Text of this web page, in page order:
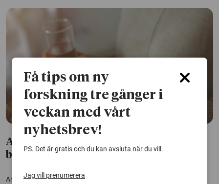
Antidepressiva kan minska självmord
bland äldre
Antidepressiva läkemedel kopplas till lägre risk för självmord bland
Få tips om ny
forskning tre gånger i
veckan med vårt
nyhetsbrev!
PS. Det är gratis och du kan avsluta när du vill.
Jag vill prenumerera